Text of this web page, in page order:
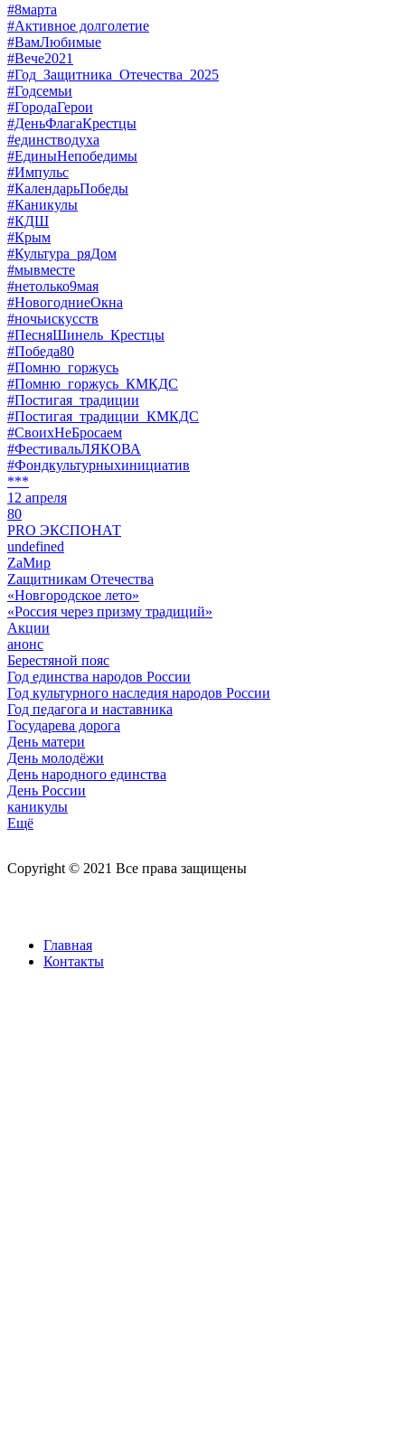
#8марта
#Активное долголетие
#ВамЛюбимые
#Вече2021
#Год_Защитника_Отечества_2025
#Годсемьи
#ГородаГерои
#ДеньФлагаКрестцы
#единстводуха
#ЕдиныНепобедимы
#Импульс
#КалендарьПобеды
#Каникулы
#КДШ
#Крым
#Культура_ряДом
#мывместе
#нетолько9мая
#НовогодниеОкна
#ночьискусств
#ПесняШинель_Крестцы
#Победа80
#Помню_горжусь
#Помню_горжусь_КМКДС
#Постигая_традиции
#Постигая_традиции_КМКДС
#СвоихНеБросаем
#ФестивальЛЯКОВА
#Фондкультурныхинициатив
***
12 апреля
80
PRO ЭКСПОНАТ
undefined
ZaМир
Zащитникам Отечества
«Новгородское лето»
«Россия через призму традиций»
Акции
анонс
Берестяной пояс
Год единства народов России
Год культурного наследия народов России
Год педагога и наставника
Государева дорога
День матери
День молодёжи
День народного единства
День России
каникулы
Ещё
Copyright © 2021 Все права защищены
Главная
Контакты